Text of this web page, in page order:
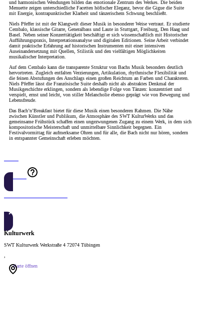
und harmonischen Wendungen bilden das emotionale Zentrum des Werkes. Die beiden
Menuette zeigen unterschiedliche Facetten höfischer Eleganz, bevor die Gigue die Suite
mit Energie, kontrapunktischer Klarheit und tänzerischem Schwung beschließt.
Niels Pfeffer ist mit der Klangwelt dieser Musik in besonderer Weise vertraut. Er studierte
Cembalo, klassische Gitarre, Generalbass und Laute in Stuttgart, Freiburg, Den Haag und
Basel. Neben seiner Konzerttätigkeit beschäftigt er sich wissenschaftlich mit Historischer
Aufführungspraxis, Interpretationsanalyse und digitalen Editionen. Seine Arbeit verbindet
damit praktische Erfahrung auf historischen Instrumenten mit einer intensiven
Auseinandersetzung mit Quellen, Stilistik und den vielfältigen Möglichkeiten
musikalischer Interpretation.
Auf dem Cembalo kann die transparente Struktur von Bachs Musik besonders deutlich
hervortreten. Zugleich entfalten Verzierungen, Artikulation, rhythmische Flexibilität und
die feinen Abstufungen des Anschlags einen großen Reichtum an Farben und Charakteren.
Niels Pfeffer lässt die Französische Suite deshalb nicht als abstraktes Denkmal der
Musikgeschichte erklingen, sondern als lebendige Folge von Tänzen: konzentriert und
verspielt, ernst und leicht, von stiller Melancholie ebenso geprägt wie von Bewegung und
Lebensfreude.
Das Bach’n’Breakfast bietet für diese Musik einen besonderen Rahmen. Die Nähe
zwischen Künstler und Publikum, die Atmosphäre des SWT KulturWerks und das
gemeinsame Frühstück schaffen einen ungezwungenen Zugang zu einem Werk, in dem sich
kompositorische Meisterschaft und unmittelbare Sinnlichkeit begegnen. Ein
Festivalvormittag für aufmerksame Ohren und für alle, die Bach nicht nur hören, sondern
in entspannter Gemeinschaft erleben möchten.
20 € - 30 €
Kulturwerk
SWT Kulturwerk Werkstraße 4 72074 Tübingen
,
Karte öffnen